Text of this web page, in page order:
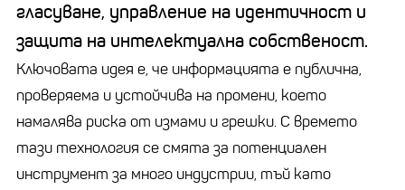
гласуване, управление на идентичност и
защита на интелектуална собственост.
Ключовата идея е, че информацията е публична,
проверяема и устойчива на промени, което
намалява риска от измами и грешки. С времето
тази технология се смята за потенциален
инструмент за много индустрии, тъй като